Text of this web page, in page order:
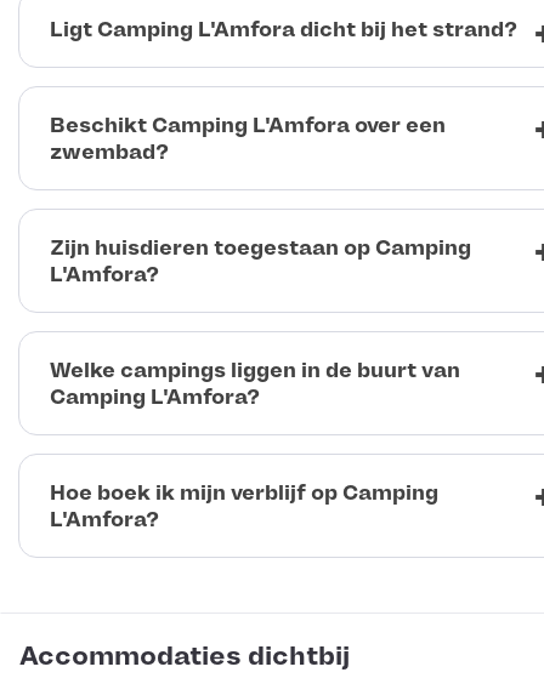
Ligt Camping L'Amfora dicht bij het strand?
Beschikt Camping L'Amfora over een
zwembad?
Zijn huisdieren toegestaan op Camping
L'Amfora?
Welke campings liggen in de buurt van
Camping L'Amfora?
Hoe boek ik mijn verblijf op Camping
L'Amfora?
Accommodaties dichtbij